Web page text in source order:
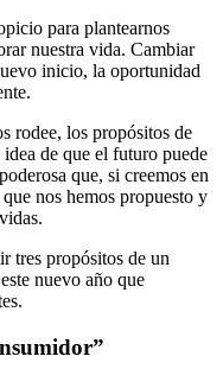
para plantearnos
nuestra vida. Cambiar
inicio, la oportunidad
rodee, los propósitos de
de que el futuro puede
que, si creemos en
nos hemos propuesto y
tres propósitos de un
nuevo año que